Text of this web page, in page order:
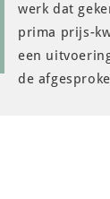
werk dat
prima prijs-
een
de